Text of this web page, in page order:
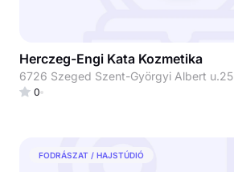
Herczeg-Engi Kata Kozmetika
6726 Szeged Szent-Györgyi Albert u.25
0
FODRÁSZAT / HAJSTÚDIÓ